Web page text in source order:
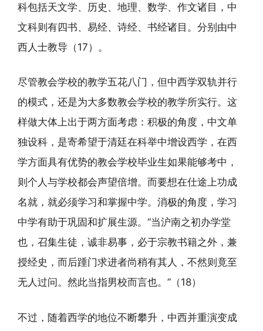
科包括天文学、历史、地理、数学、作文诸目，中
文科则有四书、易经、诗经、书经诸目。分别由中
西人士教导（17）。
尽管教会学校的教学五花八门，但中西学双轨并行
的模式，还是为大多数教会学校的教学所实行。这
样做大体上出于两方面考虑：积极的角度，中文单
独设科，是寄希望于清廷在科举中增设西学，在西
学方面具有优势的教会学校毕业生如果能够考中，
则个人与学校都会声望倍增。而要想在仕途上功成
名就，就必须学习和掌握中学。消极的角度，学习
中学有助于巩固和扩展生源。“当沪南之初办学堂
也，召集生徒，诚非易事，必于宗教书籍之外，兼
授经史，而后踵门求进者尚稍有其人，不然则竟至
无人过问。然此当指男校而言也。”（18）
不过，随着西学的地位不断攀升，中西并重演变成